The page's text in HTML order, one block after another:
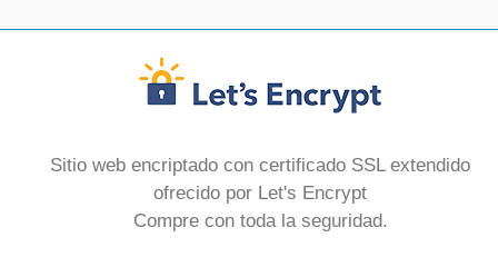
Sitio web encriptado con certificado SSL extendido
ofrecido por Let's Encrypt
Compre con toda la seguridad.